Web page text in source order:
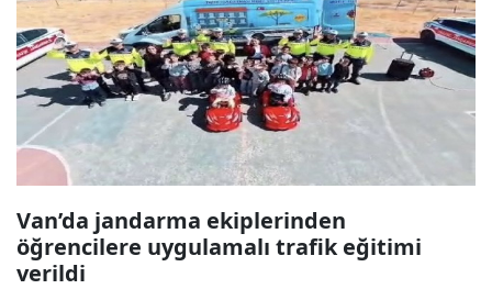
Van’da jandarma ekiplerinden
öğrencilere uygulamalı trafik eğitimi
verildi